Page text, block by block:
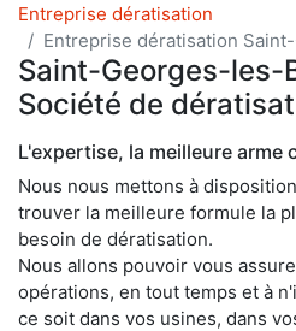
Entreprise dératisation
Entreprise dératisation
Saint-Georges-les-
Société de
L'expertise, la meilleure arme
Nous nous mettons à
trouver la meilleure formule la
besoin de dératisation.
Nous allons pouvoir vous
opérations, en tout temps et à
ce soit dans vos usines, dans